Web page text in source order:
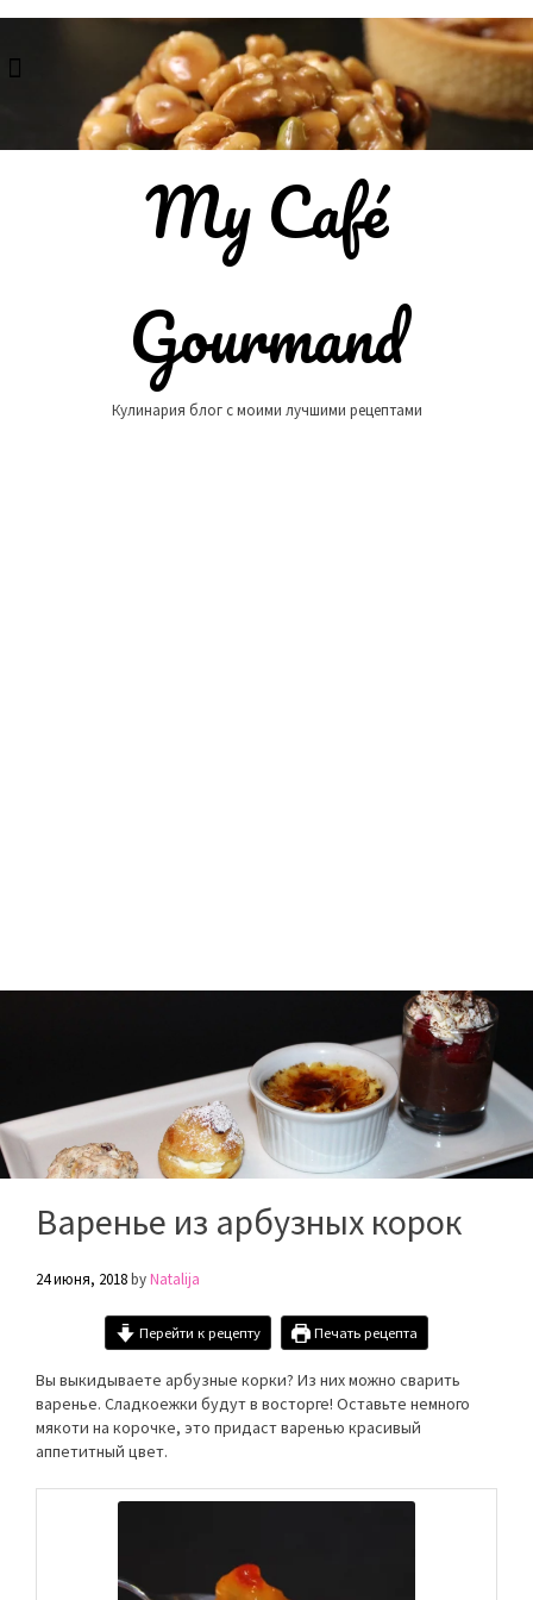
content
My Café
Gourmand
Кулинария блог с моими лучшими рецептами
Варенье из арбузных корок
24 июня, 2018byNatalija
Перейти к рецепту Печать рецепта
Вы выкидываете арбузные корки? Из них можно сварить
варенье. Сладкоежки будут в восторге! Оставьте немного
мякоти на корочке, это придаст варенью красивый
аппетитный цвет.